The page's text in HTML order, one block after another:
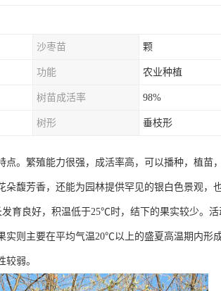
沙枣苗 颗
功能 农业种植
树苗成活率 98%
树形 垂枝形
。繁殖能力很强，成活率高，可以播种，植苗
馥芳香，还能为园林提供罕见的银白色景观，
育良好，积温低于25℃时，结下的果实较少。
则主要在平均气温20℃以上的盛夏高温期内形
弱。